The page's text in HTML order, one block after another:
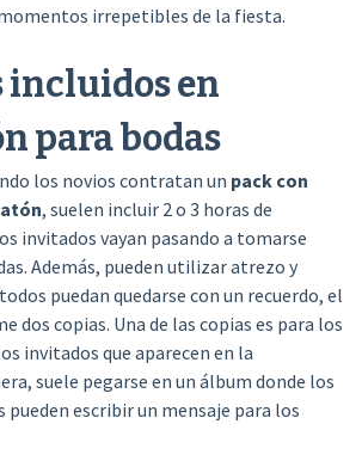
irrepetibles de la fiesta.
incluidos en
para bodas
los novios contratan un pack con
, suelen incluir 2 o 3 horas de
invitados vayan pasando a tomarse
Además, pueden utilizar atrezo y
puedan quedarse con un recuerdo, el
dos copias. Una de las copias es para los
invitados que aparecen en la
suele pegarse en un álbum donde los
escribir un mensaje para los